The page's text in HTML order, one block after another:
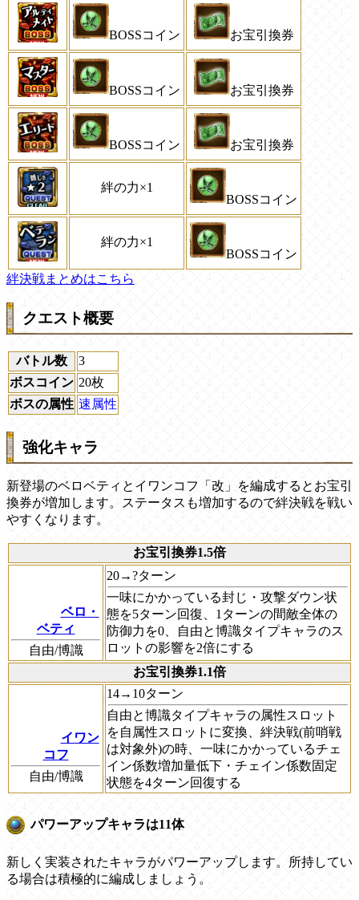
BOSSコイン お宝引換券
BOSSコイン お宝引換券
BOSSコイン お宝引換券
絆の力×1
BOSSコイン
絆の力×1
BOSSコイン
絆決戦まとめはこちら
クエスト概要
バトル数
3
ボスコイン 20枚
ボスの属性 速属性
強化キャラ
新登場のベロベティとイワンコフ「改」を編成するとお宝引
換券が増加します。ステータスも増加するので絆決戦を戦い
やすくなります。
お宝引換券1.5倍
ベロ・
ベティ
自由/博識
20→?ターン
一味にかかっている封じ・攻撃ダウン状
態を5ターン回復、1ターンの間敵全体の
防御力を0、自由と博識タイプキャラのス
ロットの影響を2倍にする
お宝引換券1.1倍
イワン
コフ
自由/博識
14→10ターン
自由と博識タイプキャラの属性スロット
を自属性スロットに変換、絆決戦(前哨戦
は対象外)の時、一味にかかっているチェ
イン係数増加量低下・チェイン係数固定
状態を4ターン回復する
パワーアップキャラは11体
新しく実装されたキャラがパワーアップします。所持してい
る場合は積極的に編成しましょう。